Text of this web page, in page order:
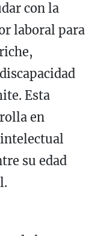
con la
laboral para
Esta
en
su edad